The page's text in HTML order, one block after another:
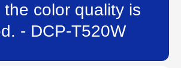
color quality is
- DCP-T520W